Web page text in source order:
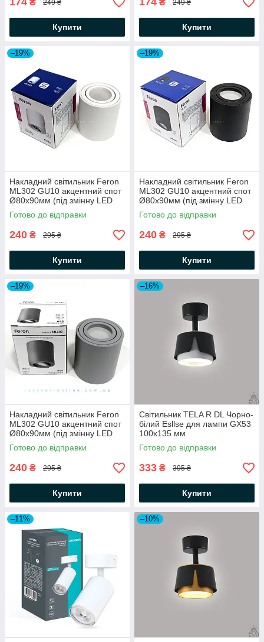
₴ 249 ₴
Купити
₴ 249 ₴
Купити
–19%
Накладний світильник Feron
ML302 GU10 акцентний спот
Ø80х90мм (під змінну LED
лампу) циліндричний білий
Готово до відправки
240 ₴ 295 ₴
Купити
–19%
Накладний світильник Feron
ML302 GU10 акцентний спот
Ø80х90мм (під змінну LED
лампу) циліндричний чорний
Готово до відправки
240 ₴ 295 ₴
Купити
–19%
Накладний світильник Feron
ML302 GU10 акцентний спот
Ø80х90мм (під змінну LED
лампу) циліндричний сірий
Готово до відправки
240 ₴ 295 ₴
Купити
–16%
Світильник TELA R DL Чорно-
бiлий Esllse для лампи GX53
100x135 мм
Готово до відправки
333 ₴ 395 ₴
Купити
–11% –10%